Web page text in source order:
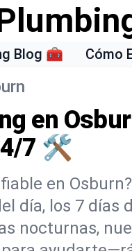
Blog 🧰 Cómo
en
7 🛠️
en
día, los 7 días
nocturnas,